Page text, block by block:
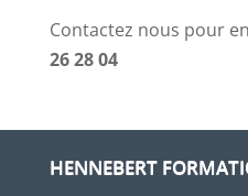
Contactez nous pour
26 28 04
HENNEBERT